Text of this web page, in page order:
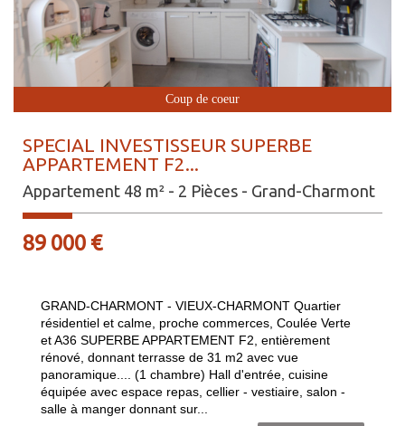
Coup de coeur
SPECIAL INVESTISSEUR SUPERBE
APPARTEMENT F2...
Appartement 48 m² - 2 Pièces - Grand-Charmont
89 000 €
GRAND-CHARMONT - VIEUX-CHARMONT Quartier
résidentiel et calme, proche commerces, Coulée Verte
et A36 SUPERBE APPARTEMENT F2, entièrement
rénové, donnant terrasse de 31 m2 avec vue
panoramique.... (1 chambre) Hall d'entrée, cuisine
équipée avec espace repas, cellier - vestiaire, salon -
salle à manger donnant sur...